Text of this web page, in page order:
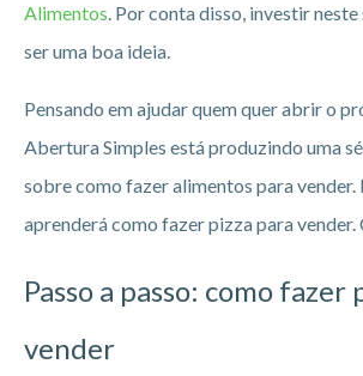
Alimentos. Por conta disso, investir
ser uma boa ideia.
Pensando em ajudar quem quer abrir o
Abertura Simples está produzindo uma
sobre como fazer alimentos para
aprenderá como fazer pizza para vender.
Passo a passo: como fazer
vender